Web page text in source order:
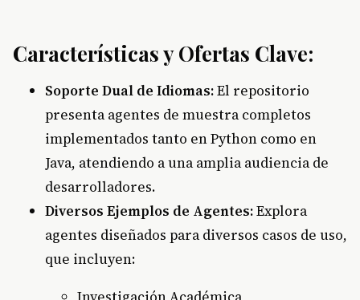
Características y Ofertas Clave:
Soporte Dual de Idiomas:El repositorio
presenta agentes de muestra completos
implementados tanto en Python como en
Java, atendiendo a una amplia audiencia de
desarrolladores.
Diversos Ejemplos de Agentes:Explora
agentes diseñados para diversos casos de uso,
que incluyen: